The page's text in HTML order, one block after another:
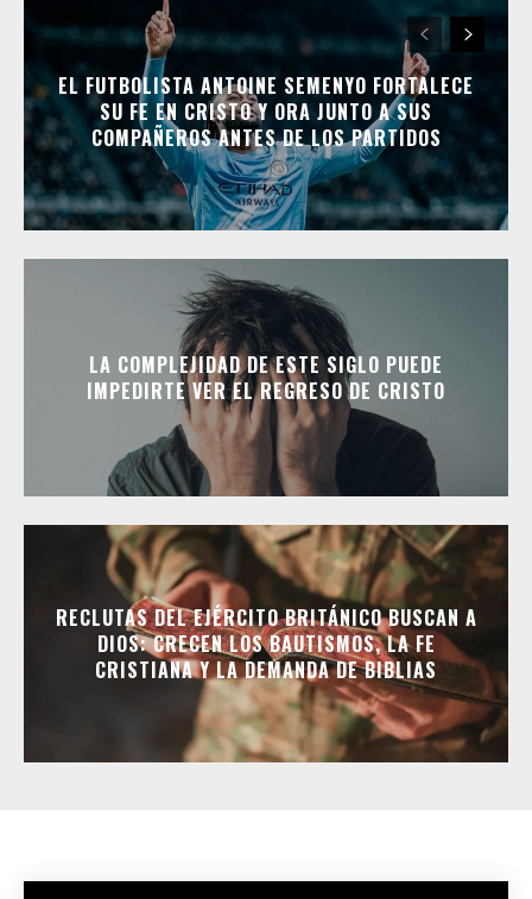
EL FUTBOLISTA ANTOINE SEMENYO FORTALECE
SU FE EN CRISTO Y ORA JUNTO A SUS
COMPAÑEROS ANTES DE LOS PARTIDOS
LA COMPLEJIDAD DE ESTE SIGLO PUEDE
IMPEDIRTE VER EL REGRESO DE CRISTO
RECLUTAS DEL EJÉRCITO BRITÁNICO BUSCAN A
DIOS: CRECEN LOS BAUTISMOS, LA FE
CRISTIANA Y LA DEMANDA DE BIBLIAS